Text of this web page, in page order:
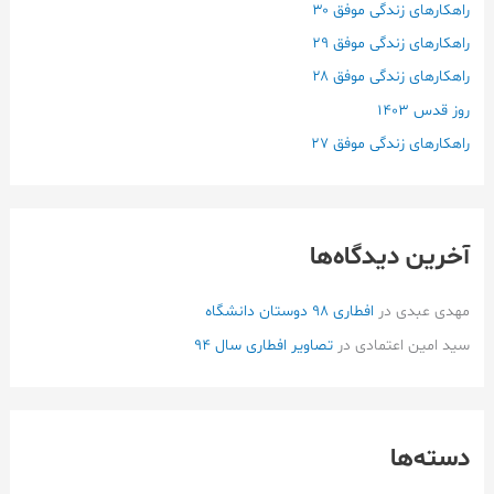
ر
ا
ی
راهکارهای زندگی موفق ۳۰
راهکارهای زندگی موفق ۲۹
راهکارهای زندگی موفق ۲۸
روز قدس ۱۴۰3
راهکارهای زندگی موفق ۲۷
آخرین دیدگاه‌ها
مهدی عبدی در افطاری ۹۸ دوستان دانشگاه
سید امین اعتمادی درتصاویر افطاری سال 94
دسته‌ها